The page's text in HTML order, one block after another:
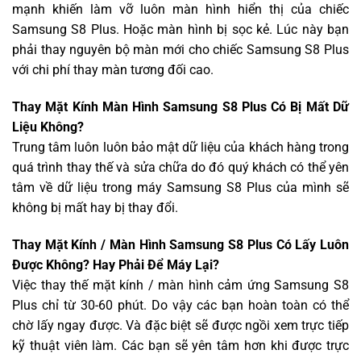
mạnh khiến làm vỡ luôn màn hình hiển thị của chiếc
Samsung S8 Plus. Hoặc màn hình bị sọc kẻ. Lúc này bạn
phải thay nguyên bộ màn mới cho chiếc Samsung S8 Plus
với chi phí thay màn tương đối cao.
Thay Mặt Kính Màn Hình Samsung S8 Plus Có Bị Mất Dữ
Liệu Không?
Trung tâm luôn luôn bảo mật dữ liệu của khách hàng trong
quá trình thay thế và sửa chữa do đó quý khách có thể yên
tâm về dữ liệu trong máy Samsung S8 Plus của mình sẽ
không bị mất hay bị thay đổi.
Thay Mặt Kính / Màn Hình Samsung S8 Plus Có Lấy Luôn
Được Không? Hay Phải Để Máy Lại?
Việc thay thế mặt kính / màn hình cảm ứng Samsung S8
Plus chỉ từ 30-60 phút. Do vậy các bạn hoàn toàn có thể
chờ lấy ngay được. Và đặc biệt sẽ được ngồi xem trực tiếp
kỹ thuật viên làm. Các bạn sẽ yên tâm hơn khi được trực